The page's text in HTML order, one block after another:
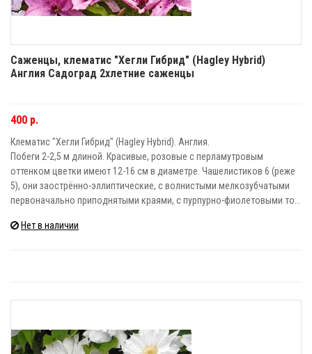
Саженцы, клематис "Хегли Гибрид" (Hagley Hybrid)
Англия Садоград 2хлетние саженцы
400 р.
Клематис "Хегли Гибрид" (Hagley Hybrid). Англия.
Побеги 2-2,5 м длиной. Красивые, розовые с перламутровым
оттенком цветки имеют 12-16 см в диаметре. Чашелистиков 6 (реже
5), они заострённо-эллиптические, с волнистыми мелкозубчатыми
первоначально приподнятыми краями, с пурпурно-фиолетовыми то...
Нет в наличии